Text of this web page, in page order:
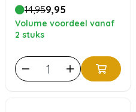
14,959,95
Volume voordeel vanaf
2 stuks